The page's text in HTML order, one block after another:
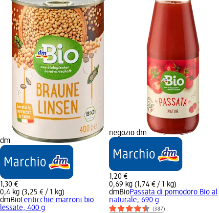
dm
1,30 €
0,4 kg (3,25 € / 1 kg)
dmBioLenticchie marroni bio
lessate, 400 g
negozio dm
1,20 €
0,69 kg (1,74 € / 1 kg)
dmBioPassata di pomodoro Bio al
naturale, 690 g
(387)